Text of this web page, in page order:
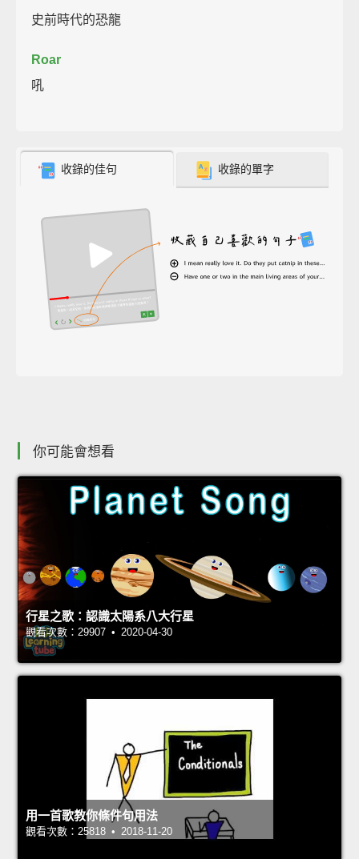
史前時代的恐龍
Roar
吼
收錄的佳句 收錄的單字
你可能會想看
行星之歌：認識太陽系八大行星
觀看次數：29907 • 2020-04-30
用一首歌教你條件句用法
觀看次數：25818 • 2018-11-20